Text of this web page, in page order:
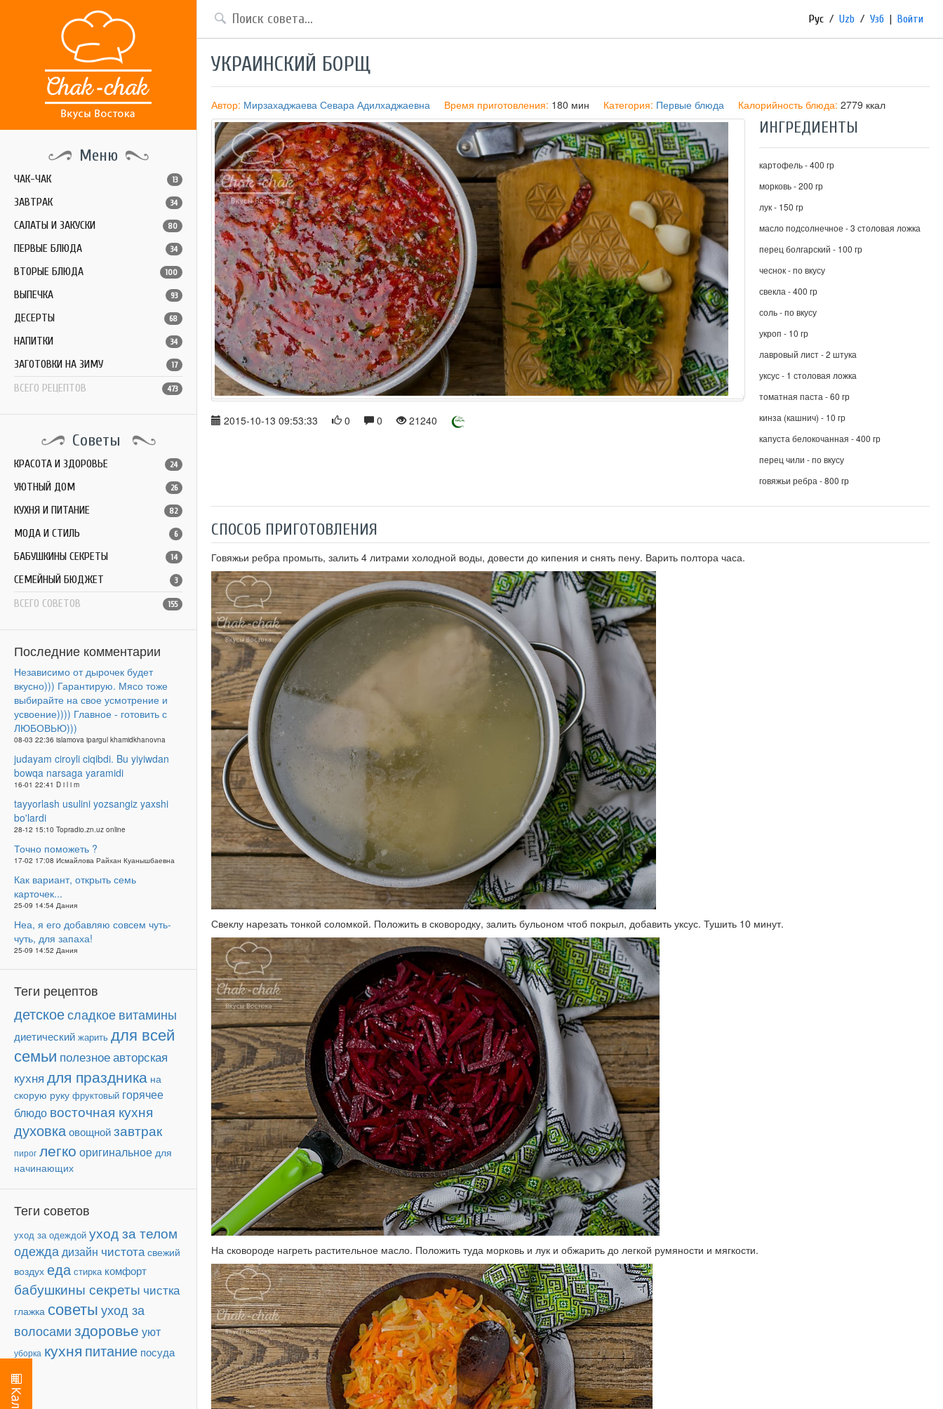
Меню
ЧАК-ЧАК 13
ЗАВТРАК 34
САЛАТЫ И ЗАКУСКИ 80
ПЕРВЫЕ БЛЮДА 34
ВТОРЫЕ БЛЮДА 100
ВЫПЕЧКА 93
ДЕСЕРТЫ 68
НАПИТКИ 34
ЗАГОТОВКИ НА ЗИМУ 17
ВСЕГО РЕЦЕПТОВ 473
Советы
КРАСОТА И ЗДОРОВЬЕ 24
УЮТНЫЙ ДОМ 26
КУХНЯ И ПИТАНИЕ 82
МОДА И СТИЛЬ 6
БАБУШКИНЫ СЕКРЕТЫ 14
СЕМЕЙНЫЙ БЮДЖЕТ 3
ВСЕГО СОВЕТОВ 155
Последние комментарии
Независимо от дырочек будет
вкусно))) Гарантирую. Мясо тоже
выбирайте на свое усмотрение и
усвоение)))) Главное - готовить с
ЛЮБОВЬЮ)))
08-03 22:36 islamova ipargul khamidkhanovna
judayam ciroyli ciqibdi. Bu yiyiwdan
bowqa narsaga yaramidi
16-01 22:41 D i l i m
tayyorlash usulini yozsangiz yaxshi
bo'lardi
28-12 15:10 Topradio.zn.uz online
Точно поможеть ?
17-02 17:08 Исмайлова Райхан Куанышбаевна
Как вариант, открыть семь
карточек...
25-09 14:54 Дания
Неа, я его добавляю совсем чуть-
чуть, для запаха!
25-09 14:52 Дания
Теги рецептов
детскоесладкое витамины
диетический жарить для всей
семьи полезноеавторская
кухня для праздника на
скорую руку фруктовый горячее
блюдо восточная кухня
духовкаовощнойзавтрак
пирог легко оригинальное для
начинающих
Теги советов
уход за одеждой уход за телом
одеждадизайн чистота свежий
воздух еда стирка комфорт
бабушкины секреты чистка
глажка советыуход за
волосамиздоровье уют
уборка кухня питание посуда
Рус / Uzb / Узб | Войти
УКРАИНСКИЙ БОРЩ
Автор: Мирзахаджаева Севара Адилхаджаевна Время приготовления: 180 мин Категория: Первые блюда Калорийность блюда: 2779 ккал
2015-10-13 09:53:33 0 0 21240
ИНГРЕДИЕНТЫ
картофель - 400 гр
морковь - 200 гр
лук - 150 гр
масло подсолнечное - 3 столовая ложка
перец болгарский - 100 гр
чеснок - по вкусу
свекла - 400 гр
соль - по вкусу
укроп - 10 гр
лавровый лист - 2 штука
уксус - 1 столовая ложка
томатная паста - 60 гр
кинза (кашнич) - 10 гр
капуста белокочанная - 400 гр
перец чили - по вкусу
говяжьи ребра - 800 гр
СПОСОБ ПРИГОТОВЛЕНИЯ
Говяжьи ребра промыть, залить 4 литрами холодной воды, довести до кипения и снять пену. Варить полтора часа.
Свеклу нарезать тонкой соломкой. Положить в сковородку, залить бульоном чтоб покрыл, добавить уксус. Тушить 10 минут.
На сковороде нагреть растительное масло. Положить туда морковь и лук и обжарить до легкой румяности и мягкости.